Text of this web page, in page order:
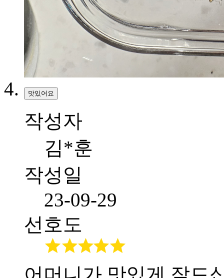
맛있어요
작성자
김*훈
작성일
23-09-29
선호도